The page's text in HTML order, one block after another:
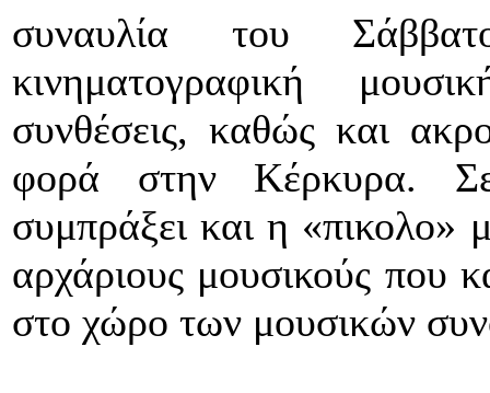
συναυλία του
κινηματογραφική
συνθέσεις, καθώς και
φορά στην Κέρκυρα. Σε
συμπράξει και η «πικολο»
αρχάριους μουσικούς που
στο χώρο των μουσικών